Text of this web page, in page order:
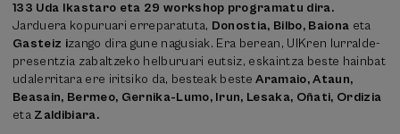
133 Uda Ikastaro eta 29 workshop programatu dira.
Jarduera kopuruari erreparatuta, Donostia, Bilbo, Baiona eta
Gasteiz izango dira gune nagusiak. Era berean, UIKren lurralde-
presentzia zabaltzeko helburuari eutsiz, eskaintza beste hainbat
udalerritara ere iritsiko da, besteak besteAramaio, Ataun,
Beasain, Bermeo, Gernika-Lumo, Irun, Lesaka, Oñati, Ordizia
etaZaldibiara.